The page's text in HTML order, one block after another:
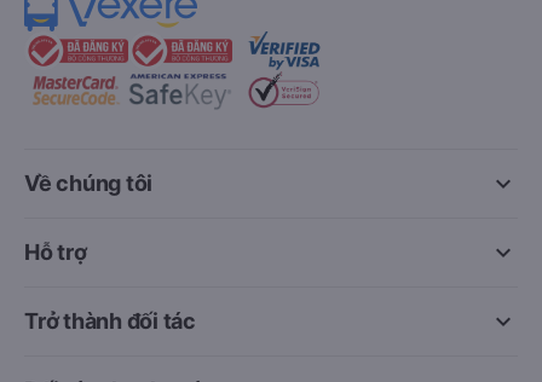
keyboard_arrow_down
Về chúng tôi
keyboard_arrow_down
Hỗ trợ
keyboard_arrow_down
Trở thành đối tác